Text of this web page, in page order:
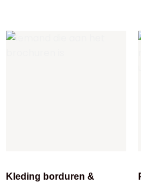
Kleding borduren &